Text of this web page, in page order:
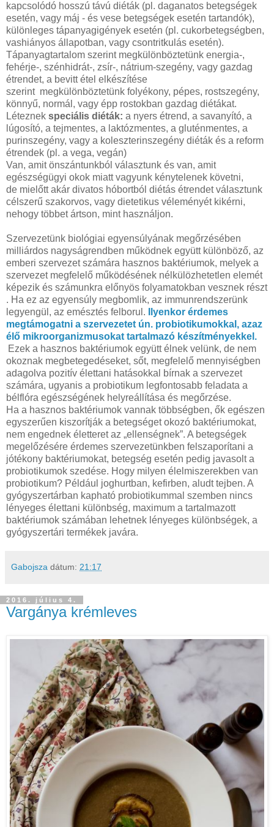
kapcsolódó hosszú távú diéták (pl. daganatos betegségek
esetén, vagy máj - és vese betegségek esetén tartandók),
különleges tápanyagigények esetén (pl. cukorbetegségben,
vashiányos állapotban, vagy csontritkulás esetén).
Tápanyagtartalom szerint megkülönböztetünk energia-,
fehérje-, szénhidrát-, zsír-, nátrium-szegény, vagy gazdag
étrendet, a bevitt étel elkészítése
szerint megkülönböztetünk folyékony, pépes, rostszegény,
könnyű, normál, vagy épp rostokban gazdag diétákat.
Léteznek speciális diéták: a nyers étrend, a savanyító, a
lúgosító, a tejmentes, a laktózmentes, a gluténmentes, a
purinszegény, vagy a koleszterinszegény diéták és a reform
étrendek (pl. a vega, vegán)
Van, amit önszántunkból választunk és van, amit
egészségügyi okok miatt vagyunk kénytelenek követni,
de mielőtt akár divatos hóbortból diétás étrendet választunk
célszerű szakorvos, vagy dietetikus véleményét kikérni,
nehogy többet ártson, mint használjon.
Szervezetünk biológiai egyensúlyának megőrzésében
milliárdos nagyságrendben működnek együtt különböző, az
emberi szervezet számára hasznos baktériumok, melyek a
szervezet megfelelő működésének nélkülözhetetlen elemét
képezik és számunkra előnyös folyamatokban vesznek részt
. Ha ez az egyensúly megbomlik, az immunrendszerünk
legyengül, az emésztés felborul.
Ilyenkor érdemes
megtámogatni a szervezetet ún. probiotikumokkal, azaz
élő mikroorganizmusokat tartalmazó készítményekkel.
Ezek a hasznos baktériumok együtt élnek velünk, de nem
okoznak megbetegedéseket, sőt, megfelelő mennyiségben
adagolva pozitív élettani hatásokkal bírnak a szervezet
számára, ugyanis a probiotikum legfontosabb feladata a
bélflóra egészségének helyreállítása és megőrzése.
Ha a hasznos baktériumok vannak többségben, ők egészen
egyszerűen kiszorítják a betegséget okozó baktériumokat,
nem engednek életteret az „ellenségnek”. A betegségek
megelőzésére érdemes szervezetünkben felszaporítani a
jótékony baktériumokat, betegség esetén pedig javasolt a
probiotikumok szedése. Hogy milyen élelmiszerekben van
probiotikum? Például joghurtban, kefirben, aludt tejben. A
gyógyszertárban kapható probiotikummal szemben nincs
lényeges élettani különbség, maximum a tartalmazott
baktériumok számában lehetnek lényeges különbségek, a
gyógyszertári termékek javára.
Gabojsza dátum: 21:17
2016. július 4.
Vargánya krémleves